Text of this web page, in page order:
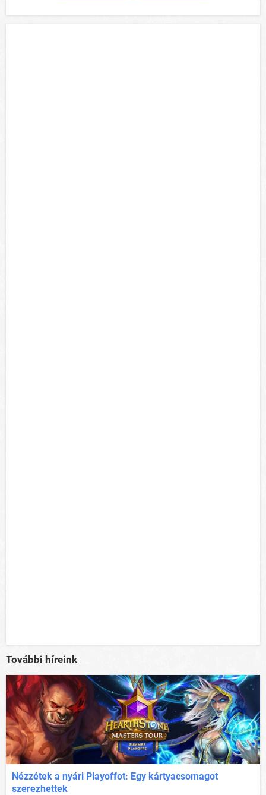
További híreink
Nézzétek a nyári Playoffot: Egy kártyacsomagot
szerezhettek